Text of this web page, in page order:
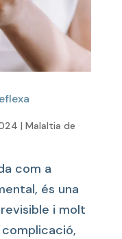
| Malaltia de
com a
és una
i molt